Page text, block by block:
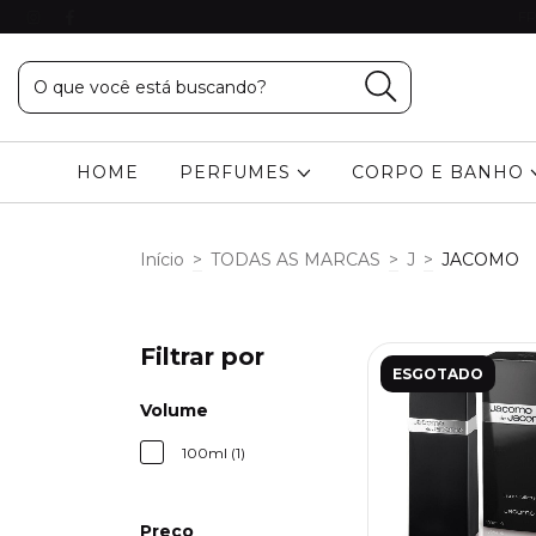
HOME PERFUMES CORPO E BANHO
Início > TODAS AS MARCAS > J > JACOMO
Filtrar por
Volume
100ml (1)
Preço
ESGOTADO